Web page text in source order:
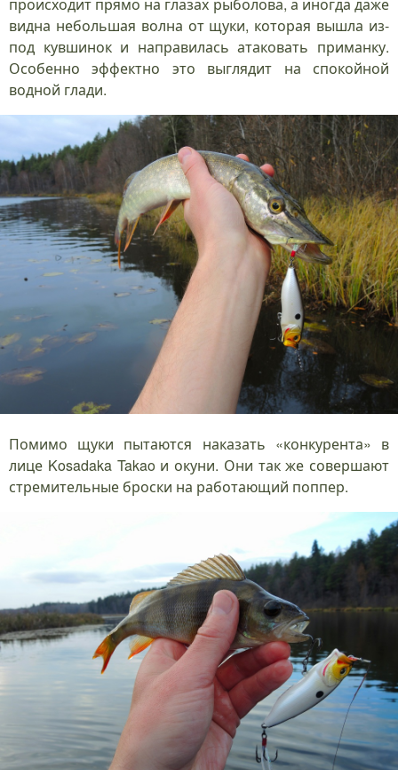
видна небольшая волна от щуки, которая вышла из-
под кувшинок и направилась атаковать приманку.
Особенно эффектно это выглядит на спокойной
водной глади.
Помимо щуки пытаются наказать «конкурента» в
лице Kosadaka Takao и окуни. Они так же совершают
стремительные броски на работающий поппер.